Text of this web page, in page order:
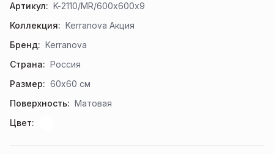
Артикул: K-2110/MR/600x600x9
Коллекция: Kerranova Акция
Бренд: Kerranova
Страна: Россия
Размер: 60x60 см
Поверхность: Матовая
Цвет: